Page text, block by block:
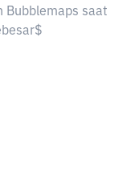
Bubblemaps saat